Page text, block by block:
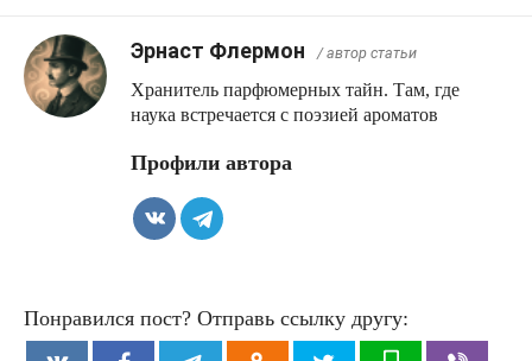
Эрнаст Флермон / автор статьи
Хранитель парфюмерных тайн. Там, где
наука встречается с поэзией ароматов
Профили автора
Понравился пост? Отправь ссылку другу: